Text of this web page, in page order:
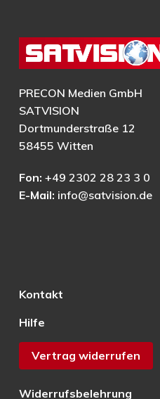
PRECON Medien GmbH
SATVISION
Dortmunderstraße 12
58455 Witten
Fon: +49 2302 28 23 3 0
E-Mail: info@satvision.de
Kontakt
Hilfe
Vertrag widerrufen
Widerrufsbelehrung